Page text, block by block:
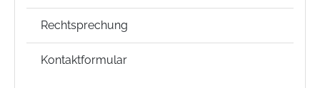
Rechtsprechung
Kontaktformular